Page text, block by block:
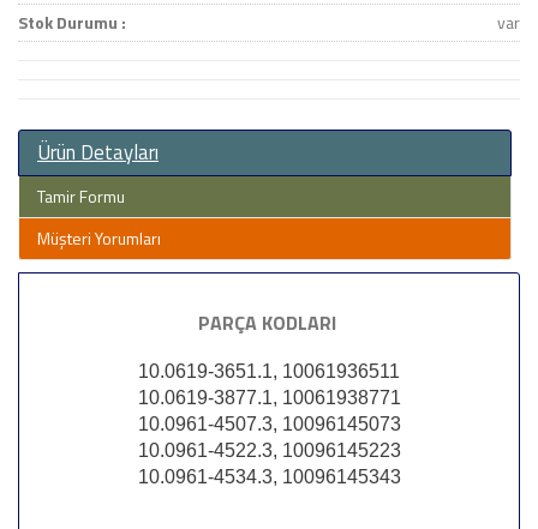
Stok Durumu : var
Ürün Detayları
Tamir Formu
Müşteri Yorumları
PARÇA KODLARI
10.0619-3651.1, 10061936511
10.0619-3877.1, 10061938771
10.0961-4507.3, 10096145073
10.0961-4522.3, 10096145223
10.0961-4534.3, 10096145343